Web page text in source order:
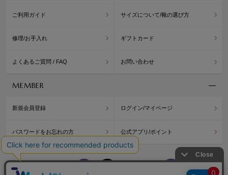
ご利用ガイド サイズについて/靴の選び方
修理/お手入れ ギフトカード
よくあるご質問 / FAQ お問い合わせ
MEMBER
新規会員登録 ログイン/マイページ
パスワードをお忘れの方 公式アプリ/ポイント